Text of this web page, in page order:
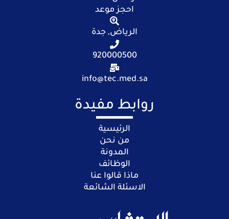
احجز موعد
الرياض, جدة
920000500
info@tec.med.sa
روابط مفيدة
الرئيسية
من نحن
المدونة
الوظائف
ماذا قالوا عنا
الاسئلة الشائعة